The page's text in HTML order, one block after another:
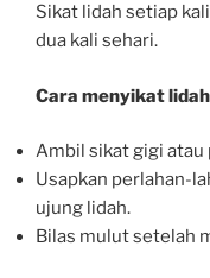
Sikat lidah setiap
dua kali sehari.
Cara menyikat
Ambil sikat gigi atau
Usapkan perlahan-
ujung lidah.
Bilas mulut setelah